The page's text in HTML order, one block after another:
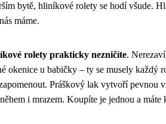
bytě, hliníkové rolety se hodí všude.
máme.
rolety prakticky nezničíte.
okenice u babičky – ty se musely každý
Práškový lak vytvoří pevnou
i mrazem. Koupíte je jednou a máte